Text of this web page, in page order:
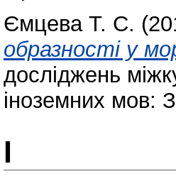
Ємцева Т. С.
образності у
досліджень
іноземних мов:
І